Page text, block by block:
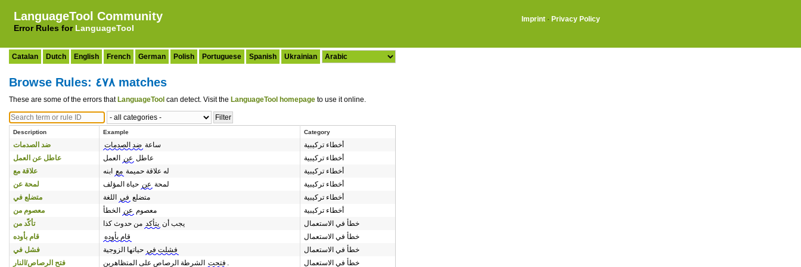
LanguageTool Community
Error Rules for LanguageTool
Imprint · Privacy Policy
Catalan Dutch English French German Polish Portuguese Spanish Ukrainian
Browse Rules: ٤٧٨ matches
These are some of the errors that LanguageTool can detect. Visit the LanguageTool homepage to use it online.
Description Example Category
ضد الصدمات ساعة ضد الصدمات
أخطاء تركيبية
عاطل عن العمل
عاطل عن العمل
أخطاء تركيبية
علاقة مع
له علاقة حميمة مع ابنه
أخطاء تركيبية
لمحة عن
لمحة عن حياة المؤلف
أخطاء تركيبية
متضلع في
متضلع في اللغة
أخطاء تركيبية
معصوم من
معصوم عن الخطأ
أخطاء تركيبية
تأكّد من
يجب أن يتأكد من حدوث كذا
خطأ في الاستعمال
قام بأوده
قام بأوده
خطأ في الاستعمال
فشل في
فشلت في حياتها الزوجية
خطأ في الاستعمال
فتح الرصاص/النار
فتحت الشرطة الرصاص على المتظاهرين. خطأ في الاستعمال